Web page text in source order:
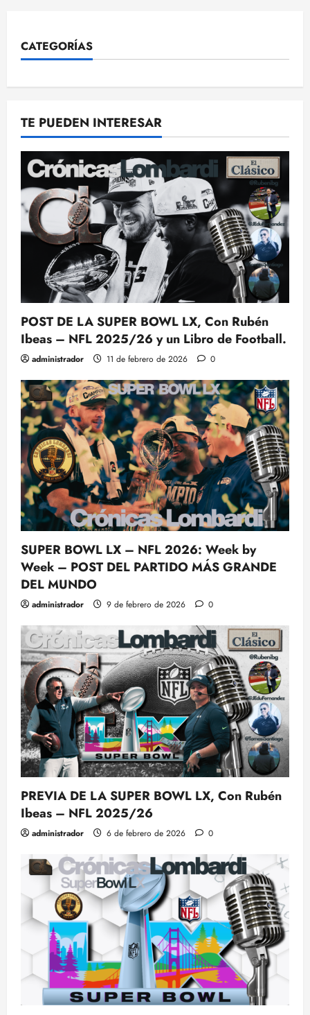
CATEGORÍAS
TE PUEDEN INTERESAR
POST DE LA SUPER BOWL LX, Con Rubén
Ibeas – NFL 2025/26 y un Libro de Football.
administrador 11 de febrero de 2026 0
SUPER BOWL LX – NFL 2026: Week by
Week – POST DEL PARTIDO MÁS GRANDE
DEL MUNDO
administrador 9 de febrero de 2026 0
PREVIA DE LA SUPER BOWL LX, Con Rubén
Ibeas – NFL 2025/26
administrador 6 de febrero de 2026 0